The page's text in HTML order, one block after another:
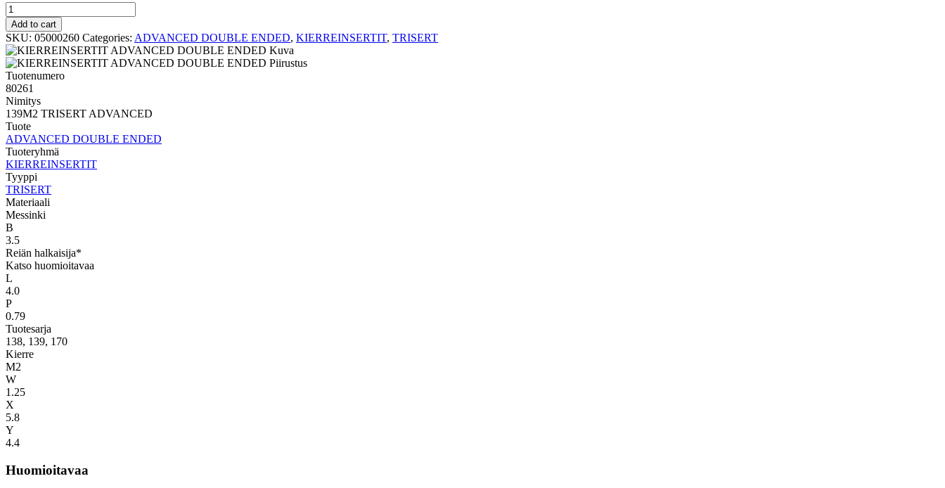
TRISERT
ADVANCED
DOUBLE
ENDED
139M2
TRISERT
ADVANCED
quantity
Add to cart
SKU: 05000260 Categories: ADVANCED DOUBLE ENDED, KIERREINSERTIT, TRISERT
Tuotenumero
80261
Nimitys
139M2 TRISERT ADVANCED
Tuote
ADVANCED DOUBLE ENDED
Tuoteryhmä
KIERREINSERTIT
Tyyppi
TRISERT
Materiaali
Messinki
B
3.5
Reiän halkaisija*
Katso huomioitavaa
L
4.0
P
0.79
Tuotesarja
138, 139, 170
Kierre
M2
W
1.25
X
5.8
Y
4.4
Huomioitavaa